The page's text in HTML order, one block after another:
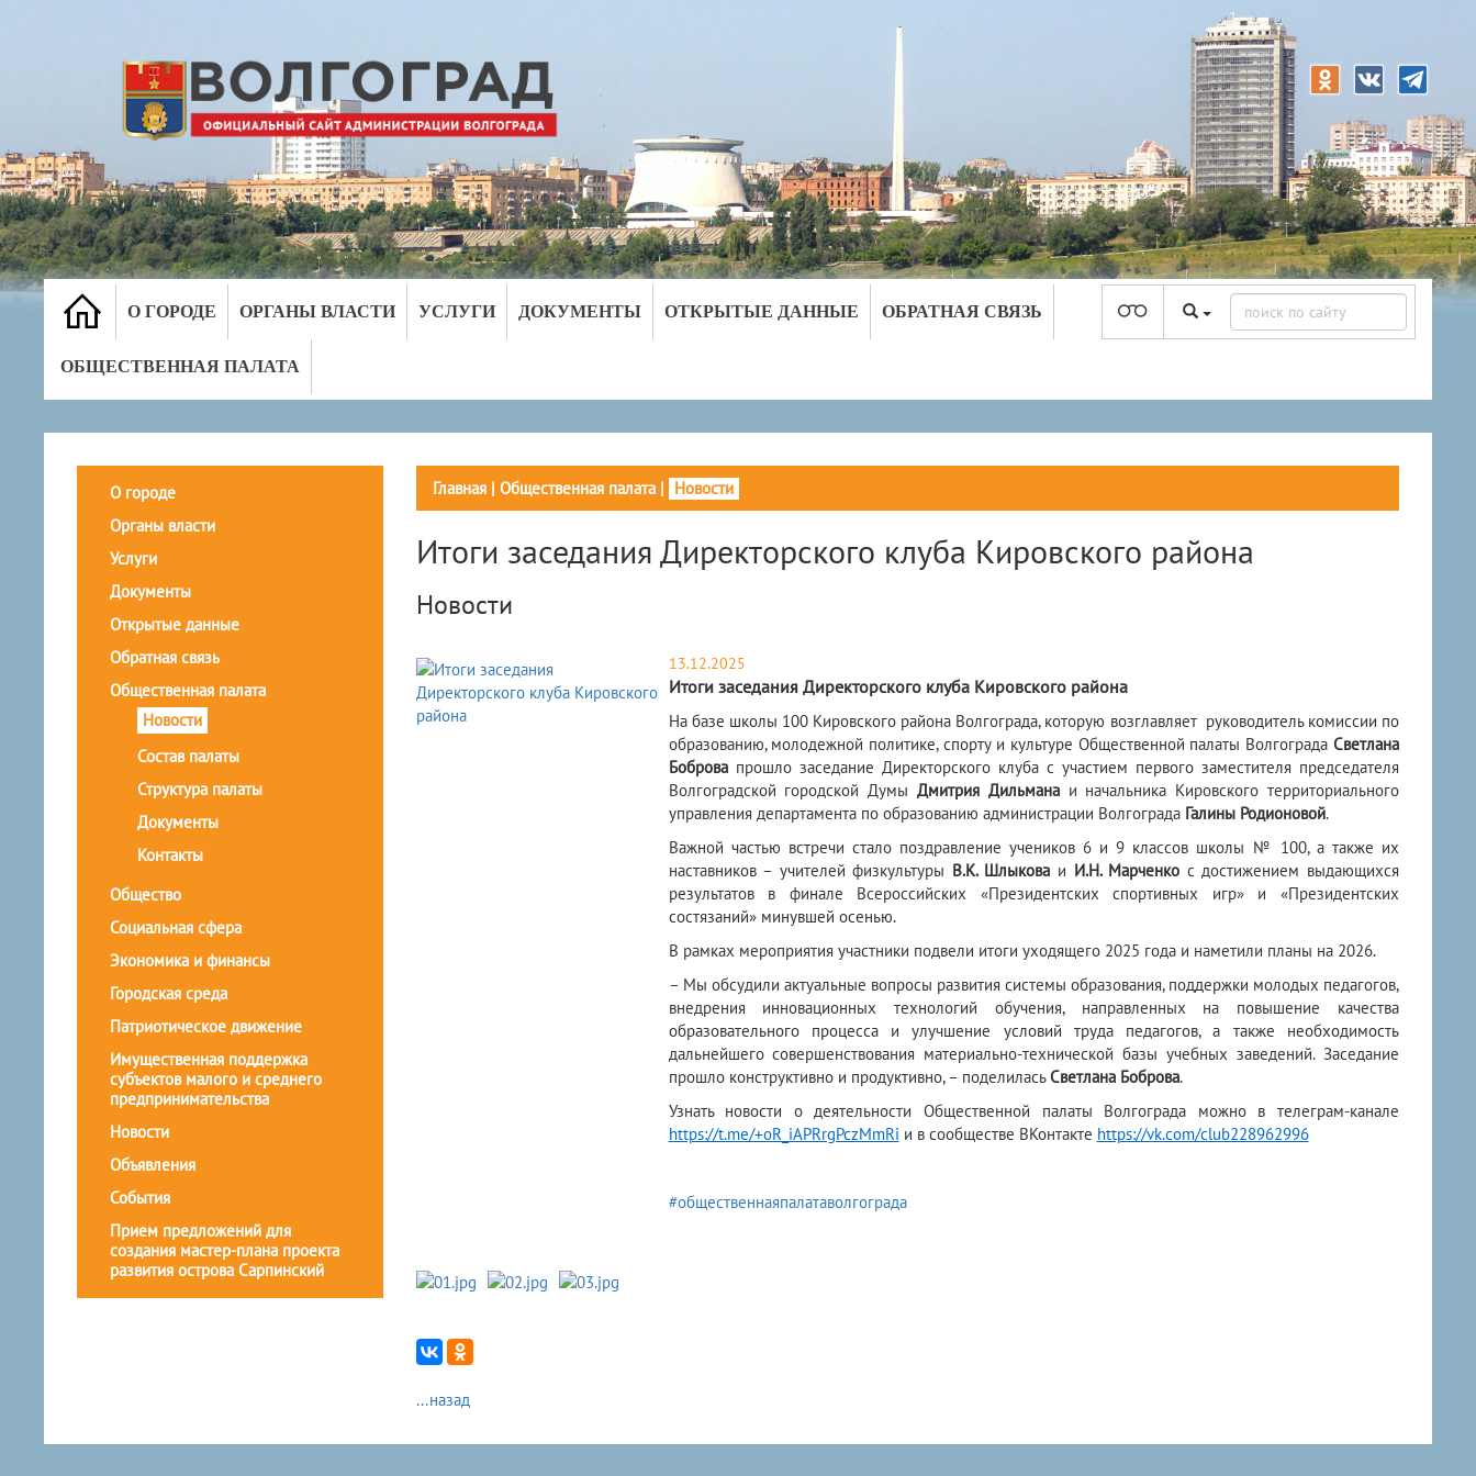
О ГОРОДЕ ОРГАНЫ ВЛАСТИ УСЛУГИ ДОКУМЕНТЫ ОТКРЫТЫЕ ДАННЫЕ ОБРАТНАЯ СВЯЗЬ
ОБЩЕСТВЕННАЯ ПАЛАТА
О городе
Органы власти
Услуги
Документы
Открытые данные
Обратная связь
Общественная палата
Новости
Состав палаты
Структура палаты
Документы
Контакты
Общество
Социальная сфера
Экономика и финансы
Городская среда
Патриотическое движение
Имущественная поддержка
субъектов малого и среднего
предпринимательства
Новости
Объявления
События
Прием предложений для
создания мастер-плана проекта
развития острова Сарпинский
Главная| Общественная палата| Новости
Итоги заседания Директорского клуба Кировского района
Новости
13.12.2025
Итоги заседания Директорского клуба Кировского района
​На базе школы 100 Кировского района Волгограда, которую возглавляет руководитель комиссии по
образованию, молодежной политике, спорту и культуре Общественной палаты Волгограда Светлана
Бобровапрошло заседание Директорского клуба с участием первого заместителя председателя
Волгоградской городской Думы Дмитрия Дильманаи начальника Кировского территориального
управления департамента по образованию администрации Волгограда Галины Родионовой.
Важной частью встречи стало поздравление учеников 6 и 9 классов школы № 100, а также их
наставников – учителей физкультуры В.К. Шлыкова и И.Н. Марченко с достижением выдающихся
результатов в финале Всероссийских «Президентских спортивных игр» и «Президентских
состязаний» минувшей осенью.
В рамках мероприятия участники подвели итоги уходящего 2025 года и наметили планы на 2026.
– Мы обсудили актуальные вопросы развития системы образования, поддержки молодых педагогов,
внедрения инновационных технологий обучения, направленных на повышение качества
образовательного процесса и улучшение условий труда педагогов, а также необходимость
дальнейшего совершенствования материально-технической базы учебных заведений. Заседание
прошло конструктивно и продуктивно, – поделиласьСветлана Боброва.
Узнать новости о деятельности Общественной палаты Волгограда можно в телеграм-канале
https://t.me/+oR_iAPRrgPczMmRi и в сообществе ВКонтакте https://vk.com/club228962996
#общественнаяпалатаволгограда
...назад